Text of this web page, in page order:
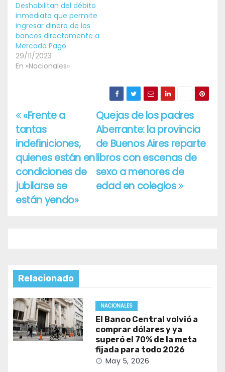
Deshabilitan del débito
inmediato que permite
ingresar dinero de los
bancos directamente a
Mercado Pago
29/11/2023
En «Nacionales»
Navegación
de
entradas
Quejas de los padres
Aberrante: la provincia
de Buenos Aires reparte
libros con escenas de
sexo a menores de
edad en colegios
«Frente a
tantas
indefiniciones,
quienes están en
condiciones de
jubilarse se
están yendo»
Relacionado
NACIONALES
El Banco Central volvió a
comprar dólares y ya
superó el 70% de la meta
fijada para todo 2026
May 5, 2026